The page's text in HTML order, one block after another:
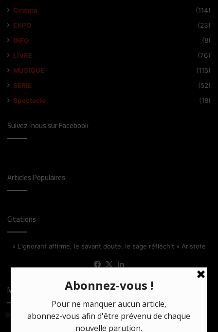
Cinéma
(114)
EXPO
(23)
INFO
(8)
LIVRE
(76)
MUSIQUE
(115)
SÉRIE
(52)
Spectacle
(18)
Suivez-nous sur Facebook
Articles Populaires
Citations
« L’ignorant affirme, le savant doute, le sage réfléchit » Aristote
Facebook
X
Most Viewed Posts
24 mars 2021
Comment la série turque Bir Baskadir confronte tradition et